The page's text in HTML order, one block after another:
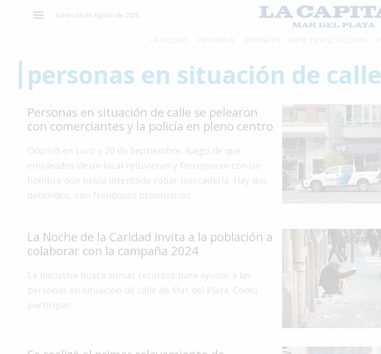
Lunes,03 de Agosto de 2026
Mundo
Tecnología
Gastronomía
Interés
General
Ciudad
Deportes
Arte
personas en situación de calle
Personas en situación de calle se pelearon
con comerciantes y la policía en pleno centro
Ocurrió en Luro y 20 de Septiembre, luego de que
empleados de un local retuvieran y forcejearan con un
hombre que había intentado robar mercadería. Hay dos
detenidos, con frondosos prontuarios.
La Noche de la Caridad invita a la población a
colaborar con la campaña 2024
La iniciativa busca sumar recursos para ayudar a las
personas en situación de calle de Mar del Plata. Cómo
participar.